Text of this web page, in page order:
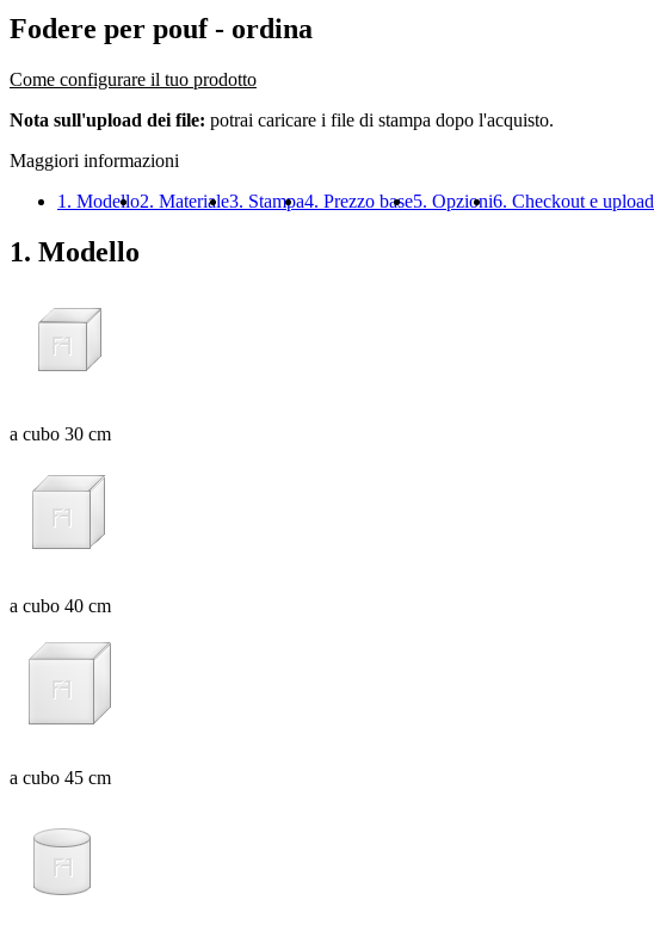
Fodere per pouf- ordina
Come configurare il tuo prodotto
Nota sull'upload dei file: potrai caricare i file di stampa dopo l'acquisto.
Maggiori informazioni
1. Modello2. Materiale3. Stampa4. Prezzo base5. Opzioni6. Checkout e upload
1. Modello
a cubo 30 cm
a cubo 40 cm
a cubo 45 cm